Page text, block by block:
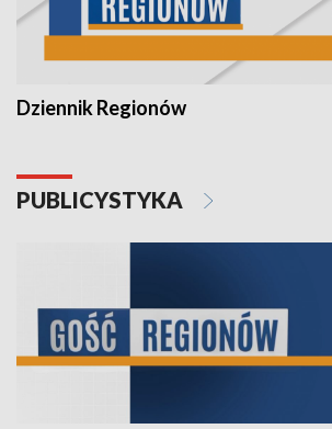
Dziennik Regionów
PUBLICYSTYKA